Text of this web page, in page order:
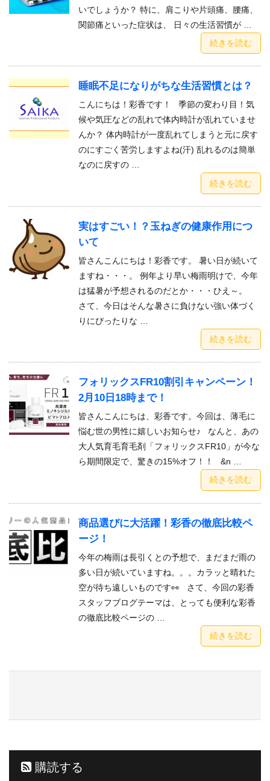
いでしょうか？ 特に、肩こりや片頭痛、腰痛、
関節痛といった症状は、 日々の生活習慣が …
続きを読む
睡眠不足になりがちな生活習慣とは？
こんにちは！彩香です！ 季節の変わり目！気
候や気圧などの乱れで体内時計が乱れていませ
んか？ 体内時計が一度乱れてしまうと元に戻す
のにすごく苦労しますよね(汗) 乱れるのは簡単
なのに戻すの …
続きを読む
実はすごい！？玉ねぎの健康作用につ
いて
皆さんこんにちは！彩香です。 暑い日が続いて
ますね・・・。 例年より早い梅雨明けで、今年
は猛暑が予想されるのだとか・・・ひえ～。
さて、今日はそんな暑さに負けない強い体づく
りにぴったりな …
続きを読む
フォリックスFR10割引キャンペーン！
2月10日18時まで！
皆さんこんにちは、彩香です。今回は、薄毛に
悩む世の男性に嬉しいお知らせ♪ なんと、あの
大人気育毛育毛剤「フォリックスFR10」が今な
ら期間限定で、驚きの15%オフ！！ &n …
続きを読む
商品選びに大活躍！彩香の徹底比較ペ
ージ！
今年の梅雨は長引くとの予想で、まだまだ雨の
多い日が続いていますね。。。カラッと晴れた
空が待ち遠しいものです👀 さて、今回の彩香
スタッフブログテーマは、とっても便利な彩香
の徹底比較ページの …
続きを読む
購読する